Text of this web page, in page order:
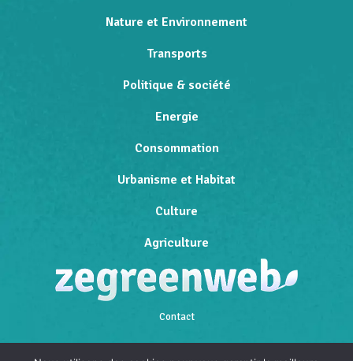
Nature et Environnement
Transports
Politique & société
Energie
Consommation
Urbanisme et Habitat
Culture
Agriculture
Contact